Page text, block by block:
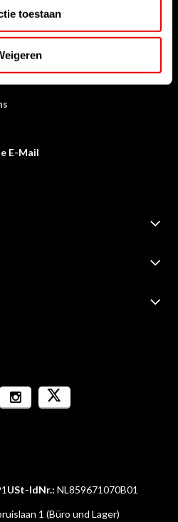
toestaan
helfen?
E-Mail
1 (Büro und Lager)
USt-IdNr.: NL859671070B01